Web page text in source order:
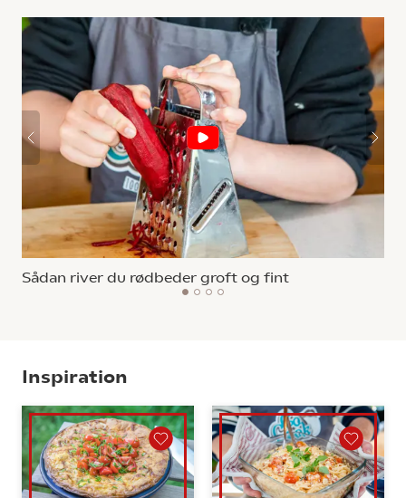
Sådan river du rødbeder groft og fint
1 2 3 4
Inspiration